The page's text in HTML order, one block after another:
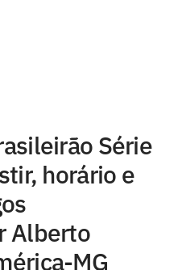
Série
horário e
Alberto
MG